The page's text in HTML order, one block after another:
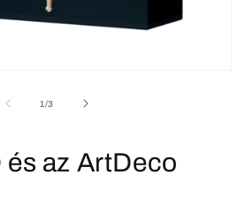
1//3
az ArtDeco